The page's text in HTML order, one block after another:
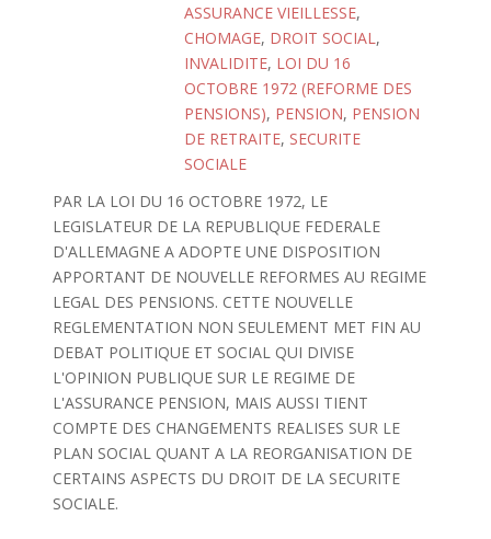
ASSURANCE VIEILLESSE,
CHOMAGE, DROIT SOCIAL,
INVALIDITE, LOI DU 16
OCTOBRE 1972 (REFORME DES
PENSIONS), PENSION, PENSION
DE RETRAITE, SECURITE
SOCIALE
PAR LA LOI DU 16 OCTOBRE 1972, LE
LEGISLATEUR DE LA REPUBLIQUE FEDERALE
D'ALLEMAGNE A ADOPTE UNE DISPOSITION
APPORTANT DE NOUVELLE REFORMES AU REGIME
LEGAL DES PENSIONS. CETTE NOUVELLE
REGLEMENTATION NON SEULEMENT MET FIN AU
DEBAT POLITIQUE ET SOCIAL QUI DIVISE
L'OPINION PUBLIQUE SUR LE REGIME DE
L'ASSURANCE PENSION, MAIS AUSSI TIENT
COMPTE DES CHANGEMENTS REALISES SUR LE
PLAN SOCIAL QUANT A LA REORGANISATION DE
CERTAINS ASPECTS DU DROIT DE LA SECURITE
SOCIALE.